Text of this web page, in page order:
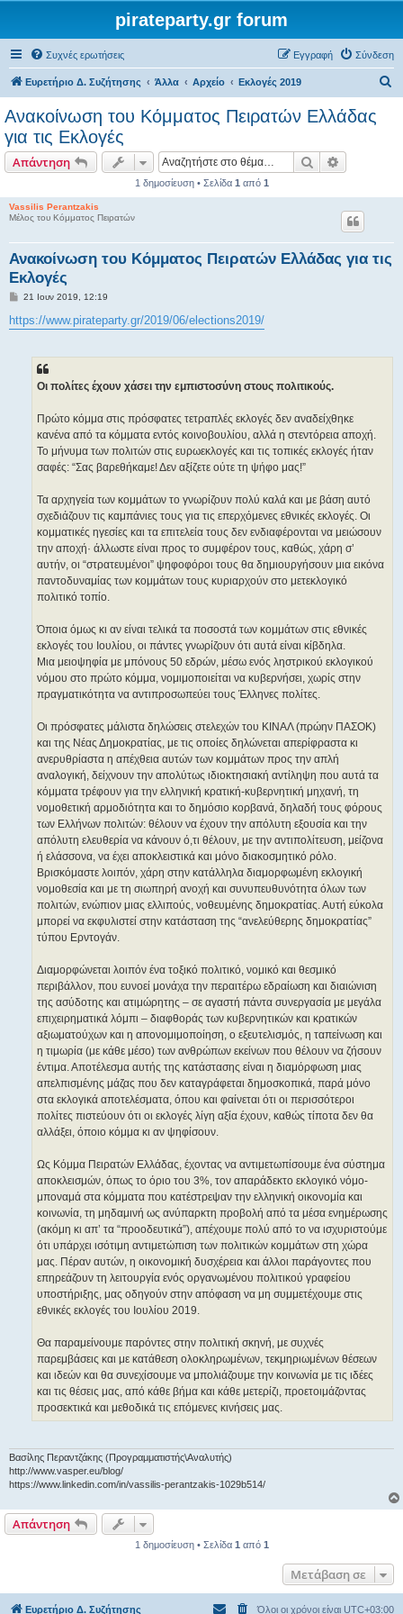
pirateparty.gr forum
Συχνές ερωτήσεις Σύνδεση
Εγγραφή
Ευρετήριο Δ. Συζήτησης Άλλα Αρχείο Εκλογές 2019
Ανακοίνωση του Κόμματος Πειρατών Ελλάδας
για τις Εκλογές
Απάντηση Αναζήτηση
1 δημοσίευση • Σελίδα 1 από 1
Vassilis Perantzakis
Μέλος του Κόμματος Πειρατών
Ανακοίνωση του Κόμματος Πειρατών Ελλάδας για τις
Εκλογές
Δ
μ
ο
21 Ιουν 2019, 12:19
https://www.pirateparty.gr/2019/06/elections2019/
Οι πολίτες έχουν χάσει την εμπιστοσύνη στους πολιτικούς.
Πρώτο κόμμα στις πρόσφατες τετραπλές εκλογές δεν αναδείχθηκε
κανένα από τα κόμματα εντός κοινοβουλίου, αλλά η στεντόρεια αποχή.
Το μήνυμα των πολιτών στις ευρωεκλογές και τις τοπικές εκλογές ήταν
σαφές: “Σας βαρεθήκαμε! Δεν αξίζετε ούτε τη ψήφο μας!”
Τα αρχηγεία των κομμάτων το γνωρίζουν πολύ καλά και με βάση αυτό
σχεδιάζουν τις καμπάνιες τους για τις επερχόμενες εθνικές εκλογές. Οι
κομματικές ηγεσίες και τα επιτελεία τους δεν ενδιαφέρονται να μειώσουν
την αποχή· άλλωστε είναι προς το συμφέρον τους, καθώς, χάρη σ’
αυτήν, οι “στρατευμένοι” ψηφοφόροι τους θα δημιουργήσουν μια εικόνα
παντοδυναμίας των κομμάτων τους κυριαρχούν στο μετεκλογικό
πολιτικό τοπίο.
Όποια όμως κι αν είναι τελικά τα ποσοστά των κομμάτων στις εθνικές
εκλογές του Ιουλίου, οι πάντες γνωρίζουν ότι αυτά είναι κίβδηλα.
Μια μειοψηφία με μπόνους 50 εδρών, μέσω ενός ληστρικού εκλογικού
νόμου στο πρώτο κόμμα, νομιμοποιείται να κυβερνήσει, χωρίς στην
πραγματικότητα να αντιπροσωπεύει τους Έλληνες πολίτες.
Οι πρόσφατες μάλιστα δηλώσεις στελεχών του ΚΙΝΑΛ (πρώην ΠΑΣΟΚ)
και της Νέας Δημοκρατίας, με τις οποίες δηλώνεται απερίφραστα κι
ανερυθρίαστα η απέχθεια αυτών των κομμάτων προς την απλή
αναλογική, δείχνουν την απολύτως ιδιοκτησιακή αντίληψη που αυτά τα
κόμματα τρέφουν για την ελληνική κρατική-κυβερνητική μηχανή, τη
νομοθετική αρμοδιότητα και το δημόσιο κορβανά, δηλαδή τους φόρους
των Ελλήνων πολιτών: θέλουν να έχουν την απόλυτη εξουσία και την
απόλυτη ελευθερία να κάνουν ό,τι θέλουν, με την αντιπολίτευση, μείζονα
ή ελάσσονα, να έχει αποκλειστικά και μόνο διακοσμητικό ρόλο.
Βρισκόμαστε λοιπόν, χάρη στην κατάλληλα διαμορφωμένη εκλογική
νομοθεσία και με τη σιωπηρή ανοχή και συνυπευθυνότητα όλων των
πολιτών, ενώπιον μιας ελλιπούς, νοθευμένης δημοκρατίας. Αυτή εύκολα
μπορεί να εκφυλιστεί στην κατάσταση της “ανελεύθερης δημοκρατίας”
τύπου Ερντογάν.
Διαμορφώνεται λοιπόν ένα τοξικό πολιτικό, νομικό και θεσμικό
περιβάλλον, που ευνοεί μονάχα την περαιτέρω εδραίωση και διαιώνιση
της ασύδοτης και ατιμώρητης – σε αγαστή πάντα συνεργασία με μεγάλα
επιχειρηματικά λόμπι – διαφθοράς των κυβερνητικών και κρατικών
αξιωματούχων και η απονομιμοποίηση, ο εξευτελισμός, η ταπείνωση και
η τιμωρία (με κάθε μέσο) των ανθρώπων εκείνων που θέλουν να ζήσουν
έντιμα. Αποτέλεσμα αυτής της κατάστασης είναι η διαμόρφωση μιας
απελπισμένης μάζας που δεν καταγράφεται δημοσκοπικά, παρά μόνο
στα εκλογικά αποτελέσματα, όπου και φαίνεται ότι οι περισσότεροι
πολίτες πιστεύουν ότι οι εκλογές λίγη αξία έχουν, καθώς τίποτα δεν θα
αλλάξει, όποιο κόμμα κι αν ψηφίσουν.
Ως Κόμμα Πειρατών Ελλάδας, έχοντας να αντιμετωπίσουμε ένα σύστημα
αποκλεισμών, όπως το όριο του 3%, τον απαράδεκτο εκλογικό νόμο-
μποναμά στα κόμματα που κατέστρεψαν την ελληνική οικονομία και
κοινωνία, τη μηδαμινή ως ανύπαρκτη προβολή από τα μέσα ενημέρωσης
(ακόμη κι απ’ τα “προοδευτικά”), απέχουμε πολύ από το να ισχυριστούμε
ότι υπάρχει ισότιμη αντιμετώπιση των πολιτικών κομμάτων στη χώρα
μας. Πέραν αυτών, η οικονομική δυσχέρεια και άλλοι παράγοντες που
επηρεάζουν τη λειτουργία ενός οργανωμένου πολιτικού γραφείου
υποστήριξης, μας οδηγούν στην απόφαση να μη συμμετέχουμε στις
εθνικές εκλογές του Ιουλίου 2019.
Θα παραμείνουμε παρόντες στην πολιτική σκηνή, με συχνές
παρεμβάσεις και με κατάθεση ολοκληρωμένων, τεκμηριωμένων θέσεων
και ιδεών και θα συνεχίσουμε να μπολιάζουμε την κοινωνία με τις ιδέες
και τις θέσεις μας, από κάθε βήμα και κάθε μετερίζι, προετοιμάζοντας
προσεκτικά και μεθοδικά τις επόμενες κινήσεις μας.
Βασίλης Περαντζάκης (Προγραμματιστής\Αναλυτής)
http://www.vasper.eu/blog/
https://www.linkedin.com/in/vassilis-perantzakis-1029b514/
Απάντηση
1 δημοσίευση • Σελίδα 1από 1
Μετάβαση σε
Ευρετήριο Δ. Συζήτησης Όλοι οι χρόνοι είναι UTC+03:00